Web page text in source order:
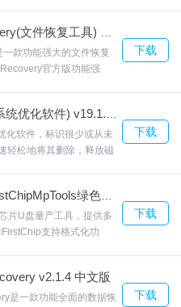
欢迎来合众软件园下载体
款功能强大的文件恢复
官方版功能强
放到软件恢复提供读取外
闪存盘可以在软件显示，
。
下载
化软件，标识很少或从未
轻松地将其删除，释放磁
性能提升决策。欢迎来合
下载
片U盘量产工具，提供多
支持格式化功
体验。
下载
v2.1.4 中文版
是一款功能全面的数据恢
下载